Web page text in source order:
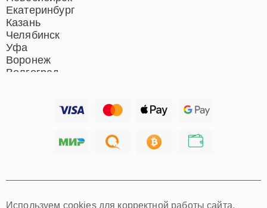
Екатеринбург
Казань
Челябинск
Уфа
Воронеж
Волгоград
Хабаровск
Используем cookies для корректной работы сайта,